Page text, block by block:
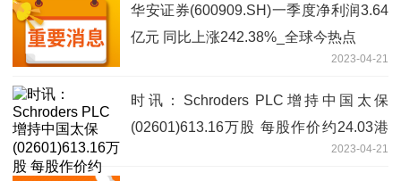
华安证券(600909.SH)一季度净利润3.64
亿元 同比上涨242.38%_全球今热点
2023-04-21
时讯：Schroders PLC增持中国太保
(02601)613.16万股 每股作价约24.03港
2023-04-21